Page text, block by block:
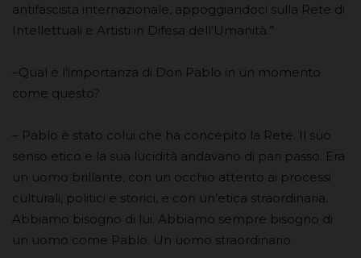
antifascista internazionale, appoggiandoci sulla Rete di
Intellettuali e Artisti in Difesa dell’Umanità.”
–Qual è l’importanza di Don Pablo in un momento
come questo?
– Pablo è stato colui che ha concepito la Rete. Il suo
senso etico e la sua lucidità andavano di pari passo. Era
un uomo brillante, con un occhio attento ai processi
culturali, politici e storici, e con un’etica straordinaria.
Abbiamo bisogno di lui. Abbiamo sempre bisogno di
un uomo come Pablo. Un uomo straordinario.